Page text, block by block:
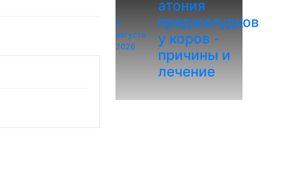
3
августа
2026
атония
преджелудков
у коров -
причины и
лечение